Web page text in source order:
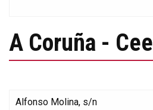
A Coruña - Cee
Alfonso Molina, s/n